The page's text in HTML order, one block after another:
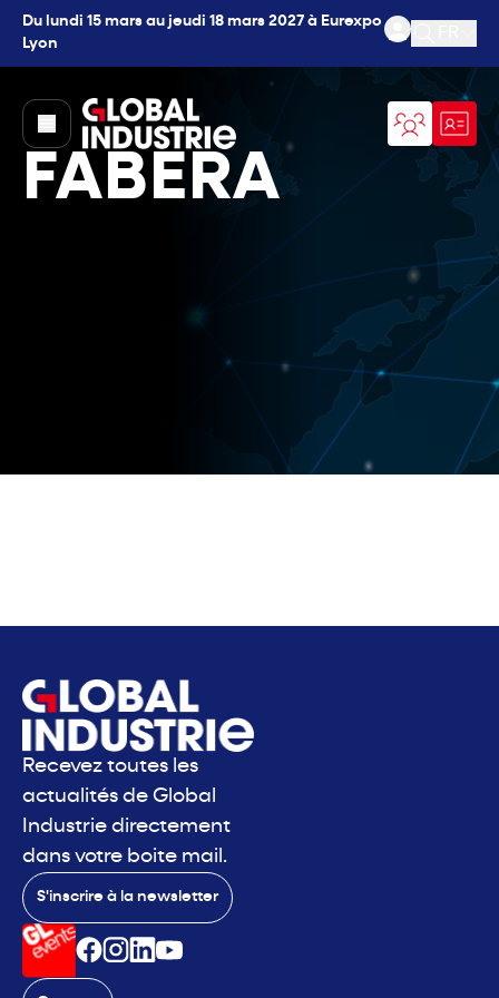
Du lundi 15 mars au jeudi 18 mars 2027 à Eurexpo
Lyon
Ouvrir
page.home
FABERA
Recevez toutes les
actualités de Global
Industrie directement
dans votre boite mail.
S'inscrire à la newsletter